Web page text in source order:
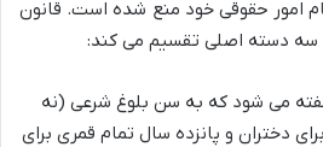
امور حقوقی خود منع شده است. قانون
سه دسته اصلی تقسیم می کند:
می شود که به سن بلوغ شرعی (نه
دختران و پانزده سال تمام قمری برای